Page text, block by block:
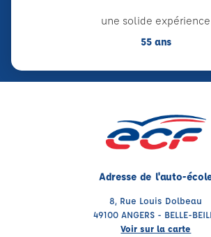
une solide expérience
55 ans
Adresse de l'auto-
8, Rue Louis Dolbeau
49100 ANGERS - BELLE-
Voir sur la carte